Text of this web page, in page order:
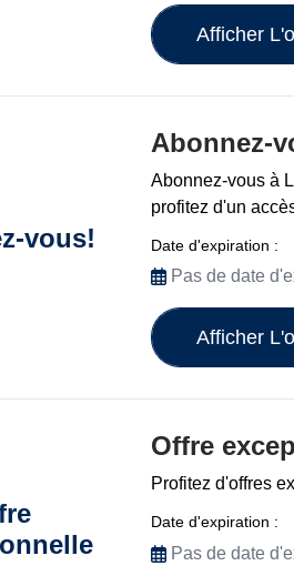
Afficher
vous!
Abonnez-
Abonnez-vous à
profitez d'un
Date d'expiration :
Pas de date
Afficher
Offre
Profitez d'offres
Date d'expiration :
Pas de date